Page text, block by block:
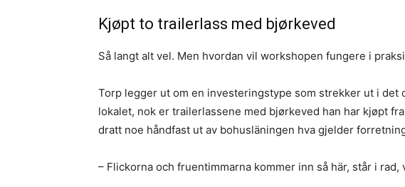
Kjøpt to trailerlass med bjørkeved
Så langt alt vel. Men hvordan vil workshopen fungere i
Torp legger ut om en investeringstype som strekker ut i
lokalet, nok er trailerlassene med bjørkeved han har kjøpt
dratt noe håndfast ut av bohusläningen hva gjelder
– Flickorna och fruentimmarna kommer inn så här, står i